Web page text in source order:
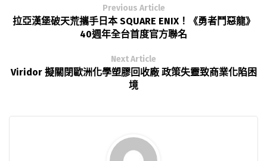
Previous Article
拉亞漢堡破天荒攜手日本 SQUARE ENIX！《勇者鬥惡龍》
40週年全台首度官方聯名
Next Article
Viridor 擬關閉歐洲化學塑膠回收廠 政策失靈致商業化陷困
境